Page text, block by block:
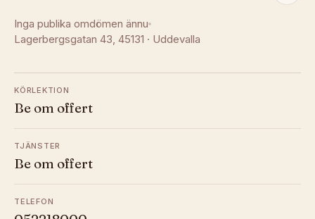
Inga publika omdömen ännu
Lagerbergsgatan 43, 45131 · Uddevalla
KÖRLEKTION
Be om offert
TJÄNSTER
Be om offert
TELEFON